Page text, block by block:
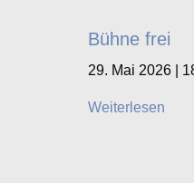
Bühne frei
29. Mai 2026 |
Weiterlesen